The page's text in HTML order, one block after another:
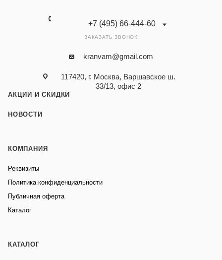
+7 (495) 66-444-60
ЗАКАЗАТЬ ЗВОНОК
kranvam@gmail.com
117420, г. Москва, Варшавское ш.
33/13, офис 2
АКЦИИ И СКИДКИ
НОВОСТИ
КОМПАНИЯ
Реквизиты
Политика конфиденциальности
Публичная оферта
Каталог
КАТАЛОГ